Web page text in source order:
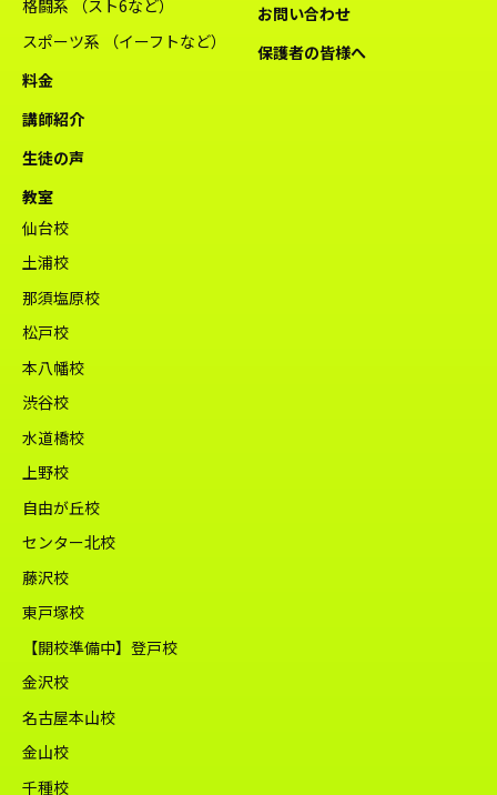
格闘系 （スト6など）
スポーツ系 （イーフトなど）
料金
講師紹介
生徒の声
教室
仙台校
土浦校
那須塩原校
松戸校
本八幡校
渋谷校
水道橋校
上野校
自由が丘校
センター北校
藤沢校
東戸塚校
【開校準備中】登戸校
金沢校
名古屋本山校
金山校
千種校
お問い合わせ
保護者の皆様へ